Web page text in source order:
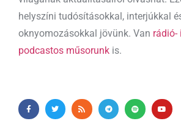
helyszíni tudósításokkal, interjúkkal
oknyomozásokkal jövünk. Van rádió-
podcastos műsorunk is.